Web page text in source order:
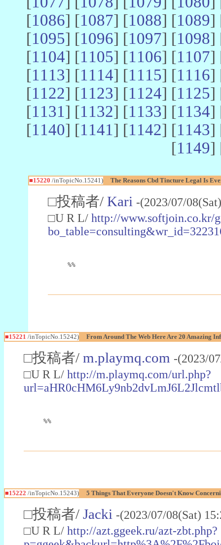
[1086] [1087] [1088] [1089]
[1095] [1096] [1097] [1098]
[1104] [1105] [1106] [1107]
[1113] [1114] [1115] [1116]
[1122] [1123] [1124] [1125]
[1131] [1132] [1133] [1134]
[1140] [1141] [1142] [1143]
[1149]
■15220 /inTopicNo.15241) The Reasons Cbd Tincture Legal Is
□投稿者/ Kari -(2023/07/
□U R L/ http://www.softjoin.co.kr/
%%
■15221 /inTopicNo.15242) From Around The Web Here Are 20 Amazing
□投稿者/ m.playmq.com -(2023/
□U R L/ http://m.playmq.com/url.php?
%%
■15222 /inTopicNo.15243) 5 Things That Everyone Doesn't Know
□投稿者/ Jacki -(2023/07/08(Sat)
□U R L/ http://azt.ggeek.ru/azt-zbt.php?